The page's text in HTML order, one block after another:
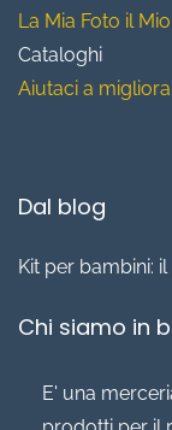
La Mia Foto il
Cataloghi
Aiutaci a
Dal blog
Kit per bambini:
Chi siamo in
E' una